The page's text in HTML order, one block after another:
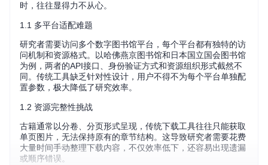
时，往往显得力不从心。
1.1 多平台适配难题
研究者需要访问多个数字图书馆平台，每个平台都有独特的访
问机制和资源格式。以哈佛燕京图书馆和日本国立国会图书馆
为例，两者的API接口、身份验证方式和资源组织形式截然不
同。传统工具缺乏针对性设计，用户不得不为每个平台单独配
置参数，极大降低了研究效率。
1.2 资源完整性挑战
古籍通常以分卷、分页形式呈现，传统下载工具往往只能获取
单页图片，无法保持原有的章节结构。这导致研究者需要花费
大量时间手动整理下载内容，不仅效率低下，还容易出现遗漏
或顺序错误。